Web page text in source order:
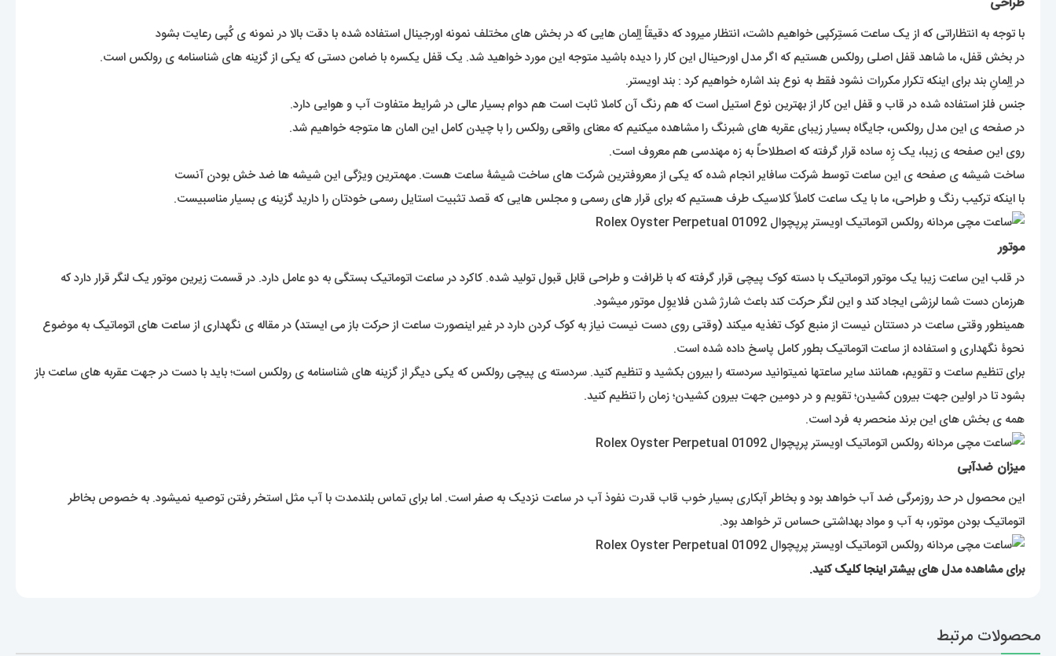
با توجه به انتظاراتی که از یک ساعت مَستِرکپی خواهیم داشت، انتظار میرود که دقیقاً اِلِمان هایی که در بخش های مختلف نمونه اورجینال استفاده شده با دقت بالا در نمونه ی کُپی رعایت بشود
در بخش قفل، ما شاهد قفل اصلی رولکس هستیم که اگر مدل اورحینال این کار را دیده باشید متوجه این مورد خواهید شد. یک قفل یکسره با ضامن دستی که یکی از گزینه های شناسنامه ی رولکس است.
در اِلِمانِ بند برای اینکه تکرار مکررات نشود فقط به نوع بند اشاره خواهیم کرد : بند اویستر.
جنس فلز استفاده شده در قاب و قفل این کار از بهترین نوع استیل است که هم رنگ آن کاملا ثابت است هم دوام بسیار عالی در شرایط متفاوت آب و هوایی دارد.
در صفحه ی این مدل رولکس، جایگاه بسیار زیبای عقربه های شبرنگ را مشاهده میکنیم که معنای واقعی رولکس را با چیدن کامل این المان ها متوجه خواهیم شد.
روی این صفحه ی زیبا، یک زِه ساده قرار گرفته که اصطلاحاً به زه مهندسی هم معروف است.
ساخت شیشه ی صفحه ی این ساعت توسط شرکت سافایر انجام شده که یکی از معروفترین شرکت های ساخت شیشۀ ساعت هست. مهمترین ویژگی این شیشه ها ضد خش بودن آنست
با اینکه ترکیب رنگ و طراحی، ما با یک ساعت کاملاً کلاسیک طرف هستیم که برای قرار های رسمی و مجلس هایی که قصد تثبیت استایل رسمی خودتان را دارید گزینه ی بسیار مناسبیست.
موتور
در قلب این ساعت زیبا یک موتور اتوماتیک با دسته کوک پیچی قرار گرفته که با ظرافت و طراحی قابل قبول تولید شده. کاکرد در ساعت اتوماتیک بستگی به دو عامل دارد. در قسمت زیرین موتور یک لنگر قرار دارد که
هرزمان دست شما لرزشی ایجاد کند و این لنگر حرکت کند باعث شارژ شدن فلایوِل موتور میشود.
همینطور وقتی ساعت در دستتان نیست از منبع کوک تغذیه میکند (وقتی روی دست نیست نیاز به کوک کردن دارد در غیر اینصورت ساعت از حرکت باز می ایستد) در مقاله ی نگهداری از ساعت های اتوماتیک به موضوع
نحوۀ نگهداری و استفاده از ساعت اتوماتیک بطور کامل پاسخ داده شده است.
برای تنظیم ساعت و تقویم، همانند سایر ساعتها نمیتوانید سردسته را بیرون بکشید و تنظیم کنید. سردسته ی پیچی رولکس که یکی دیگر از گزینه های شناسنامه ی رولکس است؛ باید با دست در جهت عقربه های ساعت باز
بشود تا در اولین جهت بیرون کشیدن؛ تقویم و در دومین جهت بیرون کشیدن؛ زمان را تنظیم کنید.
همه ی بخش های این برند منحصر به فرد است.
میزان ضدآبی
این محصول در حد روزمرگی ضد آب خواهد بود و بخاطر آبکاری بسیار خوب قاب قدرت نفوذ آب در ساعت نزدیک به صفر است. اما برای تماس بلندمدت با آب مثل استخر رفتن توصیه نمیشود. به خصوص بخاطر
اتوماتیک بودن موتور، به آب و مواد بهداشتی حساس تر خواهد بود.
برای مشاهده مدل های بیشتراینجا کلیککنید.
محصولات مرتبط